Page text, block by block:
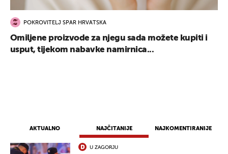
AKTUALNO NAJČITANIJE NAJKOMENTIRANIJE
U ZAGORJU
POKROVITELJ SPAR HRVATSKA
Omiljene proizvode za njegu sada možete kupiti i
usput, tijekom nabavke namirnica...